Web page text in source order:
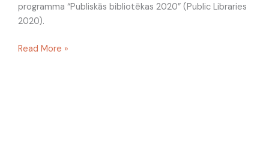
programma “Publiskās bibliotēkas 2020” (Public Libraries
2020).
Read More »